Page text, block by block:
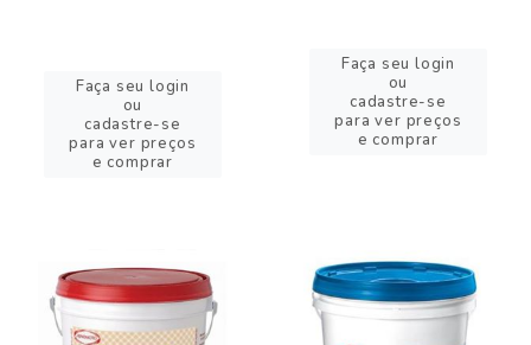
Faça seu login
ou
cadastre-se
para ver preços
e comprar
Faça seu login
ou
cadastre-se
para ver preços
e comprar